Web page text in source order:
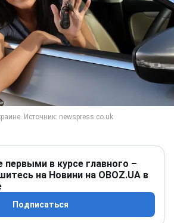
первыми в курсе главного –
на Новини на OBOZ.UA в
Подписаться